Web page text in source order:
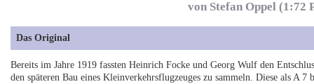
von Stefan Oppel (1:72
Das Original
Bereits im Jahre 1919 fassten Heinrich Focke und Georg Wulf den
den späteren Bau eines Kleinverkehrsflugzeuges zu sammeln. Diese als A